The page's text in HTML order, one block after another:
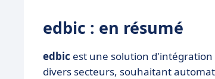
edbic : en résumé
edbic est une solution d'intégration
divers secteurs, souhaitant